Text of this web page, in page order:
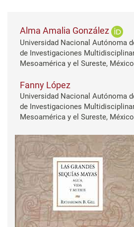
Alma Amalia González
Universidad Nacional Autónoma
de Investigaciones
Mesoamérica y el Sureste, México
Fanny López
Universidad Nacional Autónoma
de Investigaciones
Mesoamérica y el Sureste, México
Barra lateral del artículo